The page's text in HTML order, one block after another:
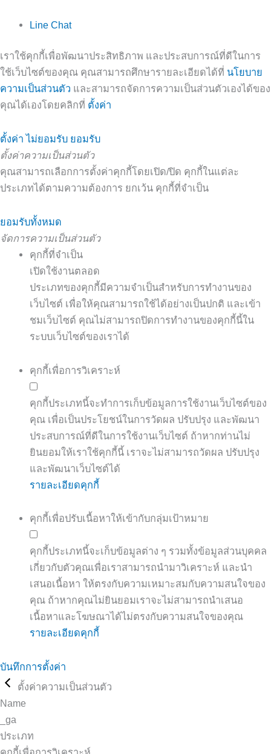
Line Chat
เราใช้คุกกี้เพื่อพัฒนาประสิทธิภาพ และประสบการณ์ที่ดีในการ
ใช้เว็บไซต์ของคุณ คุณสามารถศึกษารายละเอียดได้ที่ นโยบาย
ความเป็นส่วนตัว และสามารถจัดการความเป็นส่วนตัวเองได้ของ
คุณได้เองโดยคลิกที่ ตั้งค่า
ตั้งค่า ไม่ยอมรับ ยอมรับ
ตั้งค่าความเป็นส่วนตัว
คุณสามารถเลือกการตั้งค่าคุกกี้โดยเปิด/ปิด คุกกี้ในแต่ละ
ประเภทได้ตามความต้องการ ยกเว้น คุกกี้ที่จำเป็น
ยอมรับทั้งหมด
จัดการความเป็นส่วนตัว
คุกกี้ที่จำเป็น
เปิดใช้งานตลอด
ประเภทของคุกกี้มีความจำเป็นสำหรับการทำงานของ
เว็บไซต์ เพื่อให้คุณสามารถใช้ได้อย่างเป็นปกติ และเข้า
ชมเว็บไซต์ คุณไม่สามารถปิดการทำงานของคุกกี้นี้ใน
ระบบเว็บไซต์ของเราได้
คุกกี้เพื่อการวิเคราะห์
คุกกี้ประเภทนี้จะทำการเก็บข้อมูลการใช้งานเว็บไซต์ของ
คุณ เพื่อเป็นประโยชน์ในการวัดผล ปรับปรุง และพัฒนา
ประสบการณ์ที่ดีในการใช้งานเว็บไซต์ ถ้าหากท่านไม่
ยินยอมให้เราใช้คุกกี้นี้ เราจะไม่สามารถวัดผล ปรับปรุง
และพัฒนาเว็บไซต์ได้
รายละเอียดคุกกี้
คุกกี้เพื่อปรับเนื้อหาให้เข้ากับกลุ่มเป้าหมาย
คุกกี้ประเภทนี้จะเก็บข้อมูลต่าง ๆ รวมทั้งข้อมูลส่วนบุคคล
เกี่ยวกับตัวคุณเพื่อเราสามารถนำมาวิเคราะห์ และนำ
เสนอเนื้อหา ให้ตรงกับความเหมาะสมกับความสนใจของ
คุณ ถ้าหากคุณไม่ยินยอมเราจะไม่สามารถนำเสนอ
เนื้อหาและโฆษณาได้ไม่ตรงกับความสนใจของคุณ
รายละเอียดคุกกี้
บันทึกการตั้งค่า
ตั้งค่าความเป็นส่วนตัว
Name
_ga
ประเภท